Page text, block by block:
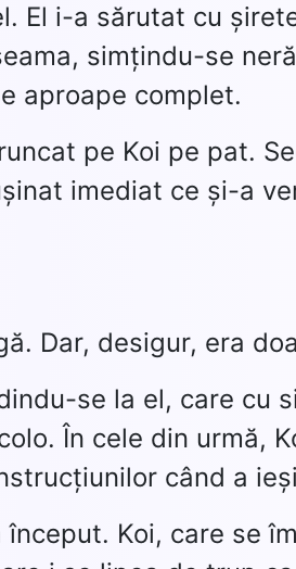
El i-a sărutat cu
simțindu-se
aproape complet.
pe Koi pe pat.
imediat ce și-a
Dar, desigur, era
se la el, care cu
În cele din urmă,
când a
Koi, care se